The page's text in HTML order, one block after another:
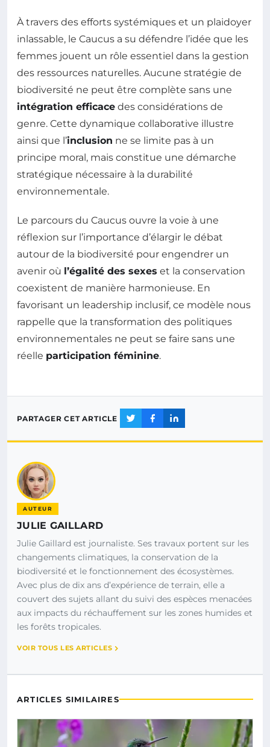
À travers des efforts systémiques et un plaidoyer
inlassable, le Caucus a su défendre l’idée que les
femmes jouent un rôle essentiel dans la gestion
des ressources naturelles. Aucune stratégie de
biodiversité ne peut être complète sans une
intégration efficace des considérations de
genre. Cette dynamique collaborative illustre
ainsi que l’inclusion ne se limite pas à un
principe moral, mais constitue une démarche
stratégique nécessaire à la durabilité
environnementale.
Le parcours du Caucus ouvre la voie à une
réflexion sur l’importance d’élargir le débat
autour de la biodiversité pour engendrer un
avenir où l’égalité des sexes et la conservation
coexistent de manière harmonieuse. En
favorisant un leadership inclusif, ce modèle nous
rappelle que la transformation des politiques
environnementales ne peut se faire sans une
réelle participation féminine.
PARTAGER CET ARTICLE
AUTEUR
JULIE GAILLARD
Julie Gaillard est journaliste. Ses travaux portent sur les
changements climatiques, la conservation de la
biodiversité et le fonctionnement des écosystèmes.
Avec plus de dix ans d’expérience de terrain, elle a
couvert des sujets allant du suivi des espèces menacées
aux impacts du réchauffement sur les zones humides et
les forêts tropicales.
VOIR TOUS LES ARTICLES
ARTICLES SIMILAIRES